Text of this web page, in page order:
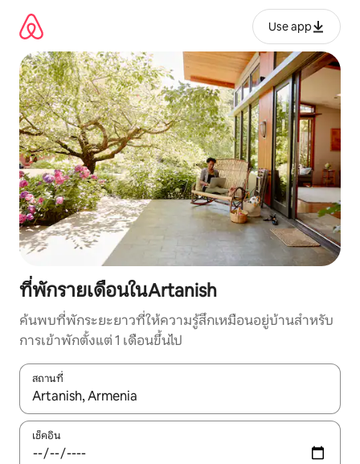
เนื้อหา
Use app
ที่พักรายเดือนในArtanish
ค้นพบที่พักระยะยาวที่ให้ความรู้สึกเหมือนอยู่บ้านสำหรับ
การเข้าพักตั้งแต่ 1 เดือนขึ้นไป
สถานที่
ใช้ลูกศรขึ้นลง หรือใช้การสัมผัสหรือปัด เพื่อสำรวจผลการค้นหา
เช็คอิน